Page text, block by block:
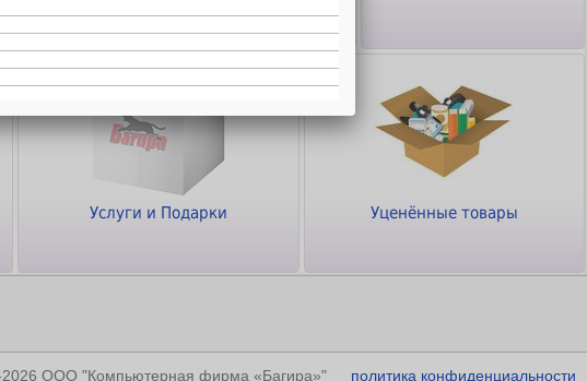
Услуги и Подарки Уценённые товары
2026 ООО "Компьютерная фирма «Багира»" политика конфиденциальности